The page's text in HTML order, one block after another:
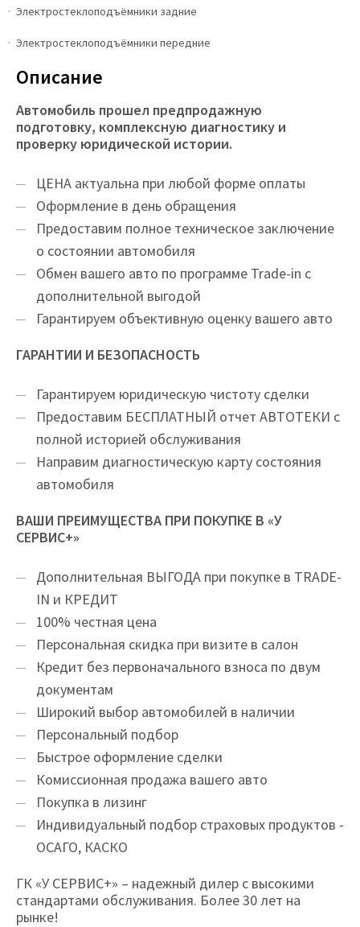
Электростеклоподъёмники задние
Электростеклоподъёмники передние
Описание
Автомобиль прошел предпродажную
подготовку, комплексную диагностику и
проверку юридической истории.
ЦEНA актуальна при любой форме оплаты
Оформление в день обращения
Предоставим полное техническое заключение
о состоянии автомобиля
Обмен вашего авто по программе Trade-in с
дополнительной выгодой
Гарантируем объективную оценку вашего авто
ГАРАНТИИ И БЕЗОПАСНОСТЬ
Гарантируем юридическую чистоту сделки
Предоставим БЕСПЛАТНЫЙ отчет АВТОТЕКИ с
полной историей обслуживания
Направим диагностическую карту состояния
автомобиля
ВАШИ ПРЕИМУЩЕСТВА ПРИ ПОКУПКЕ В «У
СЕРВИС+»
Дополнительная ВЫГОДА при покупке в TRADE-
IN и КРЕДИТ
100% честная цена
Персональная скидка при визите в салон
Кредит без первоначального взноса по двум
документам
Широкий выбор автомобилей в наличии
Персональный подбор
Быстрое оформление сделки
Комиссионная продажа вашего авто
Покупка в лизинг
Индивидуальный подбор страховых продуктов -
ОСАГО, КАСКО
ГК «У СЕРВИС+» – надежный дилер с высокими
стандартами обслуживания. Более 30 лет на
рынке!